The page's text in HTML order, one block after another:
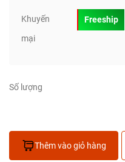
Khuyến
mại
Freeship
Số lượng
Thêm vào giỏ hàng